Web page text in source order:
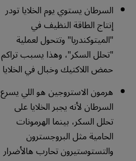
السرطان يستوي يوم الخلايا تودر
إنتاج الطاقة النظيف في
"الميتوكندريا" وتتحول لعملية
"تحلل السكر"، وهذا يسبب تراكم
حمض اللاكتيك وخبال في الخلايا
هرمون الاستروجين هو اللي يسرع
السرطان لأنه يجبر الخلايا على
تحلل السكر، بينما الهرمونات
الحامية مثل البروجسترون
والتستوستيرون تحارب هالأضرار